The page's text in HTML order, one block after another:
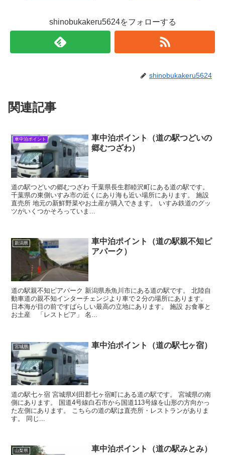
shinobukakeru5624をフォローする
shinobukakeru5624
関連記事
車中泊ポイント
車中泊ポイント（道の駅つどいの
郷むつざわ）
道の駅つどいの郷むつざわ 千葉県長生郡睦沢町にある道の駅です。
千葉県の東側いすみ市の近くにあり海も近い場所にあります。 施設
直売所 地元の新鮮野菜やお土産が購入できます。 いすみ鉄道のグッ
ツがいくつかそろっていま...
新潟県
車中泊ポイント（道の駅親不知ピ
アパーク）
道の駅親不知ピアパーク 新潟県糸魚川市にある道の駅です。 北陸自
動車道の親不知インターチェンジより車で２分の場所にあります。
日本海が目の前ですばらしい最高の立地にあります。 施設 お食事と
お土産 「レストピア」 名...
宮城県 車中泊ポイント（道の駅七ヶ宿）
道の駅七ヶ宿 宮城県刈田郡七ヶ宿町にある道の駅です。 宮城県の南
側にあります。 国道4号線白石市から国道113号線を山形の方向かっ
た左側にあります。 こちらの道の駅は直売所・レストランがありま
す。 同じ...
山梨県 車中泊ポイント（道の駅みとみ）